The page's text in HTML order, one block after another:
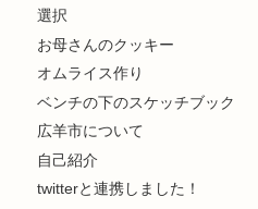
選択
お母さんのクッキー
オムライス作り
ベンチの下のスケッチブック
広羊市について
自己紹介
twitterと連携しました！